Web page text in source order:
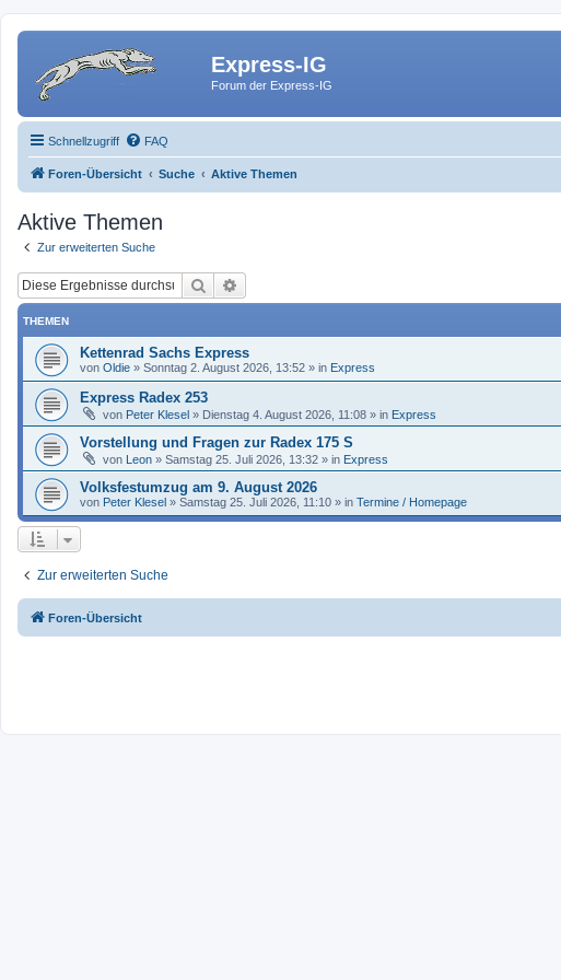
Express-IG
Forum der Express-IG
Schnellzugriff FAQ
Foren-Übersicht Suche Aktive Themen
Aktive Themen
Zur erweiterten Suche
Suche
THEMEN
Kettenrad Sachs Express
von Oldie » Sonntag 2. August 2026, 13:52 » in Express
Express Radex 253
von Peter Klesel » Dienstag 4. August 2026, 11:08 » in Express
Vorstellung und Fragen zur Radex 175 S
von Leon » Samstag 25. Juli 2026, 13:32 » in Express
Volksfestumzug am 9. August 2026
von Peter Klesel » Samstag 25. Juli 2026, 11:10 » in Termine / Homepage
Zur erweiterten Suche
Foren-Übersicht